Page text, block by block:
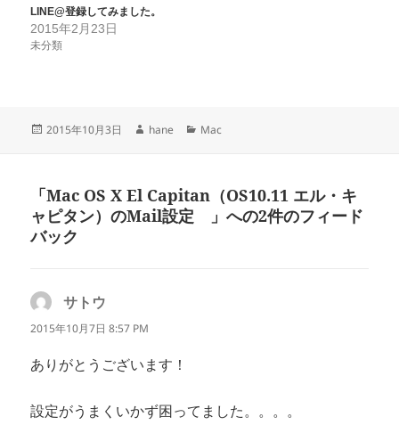
LINE@登録してみました。
2015年2月23日
未分類
投
2015年10月3日
作
hane
カ
ー
Mac
「Mac OS X El Capitan（OS10.11 エル・キ
ャピタン）のMail設定 」への2件のフィード
バック
サトウ
り:
2015年10月7日 8:57 PM
ありがとうございます！
設定がうまくいかず困ってました。。。。